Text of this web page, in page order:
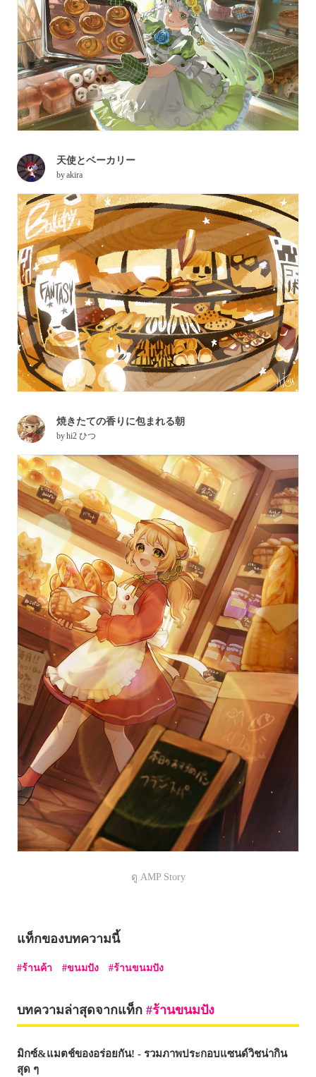
天使とベーカリー
byakira
焼きたての香りに包まれる朝
byhi2 ひつ
ดู AMP Story
แท็กของบทความนี้
ร้านค้า ขนมปัง ร้านขนมปัง
บทความล่าสุดจากแท็ก ร้านขนมปัง
มิกซ์&แมตช์ของอร่อยกัน! - รวมภาพประกอบแซนด์วิชน่ากิน
สุด ๆ